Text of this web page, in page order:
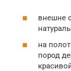
внешне
на
пород